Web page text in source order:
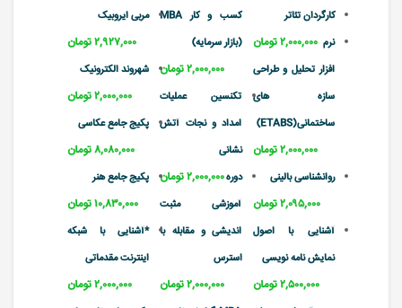
کارگردان تئاتر
۲,۰۰۰,۰۰۰ تومان نرم
افزار تحلیل و طراحی
سازه های
ساختمانی(ETABS)
۲,۰۰۰,۰۰۰ تومان
روانشناسی بالینی
۲,۰۹۵,۰۰۰ تومان
آشنایی با اصول
نمایش نامه نویسی
۲,۵۰۰,۰۰۰ تومان
کسب و کار MBA
(بازار سرمایه)
۲,۰۰۰,۰۰۰ تومان
تکنسین عملیات
امداد و نجات آتش
نشانی
۲,۰۰۰,۰۰۰ توماندوره
آموزشی مثبت
اندیشی و مقابله با
استرس
۲,۰۰۰,۰۰۰ تومان
مربی ایروبیک
۲,۹۲۷,۰۰۰ تومان
شهروند الکترونیک
۲,۰۰۰,۰۰۰ تومان
پکیج جامع عکاسی
۸,۰۸۰,۰۰۰ تومان
پکیج جامع هنر
۱۰,۸۳۰,۰۰۰ تومان
*آشنایی با شبکه
اینترنت مقدماتی
۲,۰۰۰,۰۰۰ تومان